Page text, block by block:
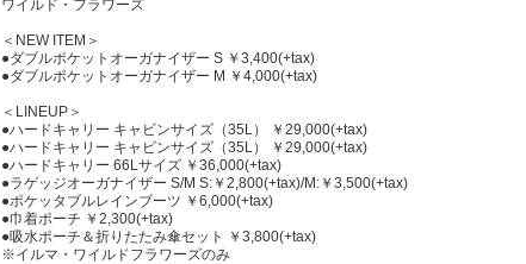
ワイルド・フラワーズ
＜NEW ITEM＞
●ダブルポケットオーガナイザー S ￥3,400(+tax)
●ダブルポケットオーガナイザー M ￥4,000(+tax)
＜LINEUP＞
●ハードキャリー キャビンサイズ（35L） ￥29,000(+tax)
●ハードキャリー キャビンサイズ（35L） ￥29,000(+tax)
●ハードキャリー 66Lサイズ ￥36,000(+tax)
●ラゲッジオーガナイザー S/M S:￥2,800(+tax)/M:￥3,500(+tax)
●ポケッタブルレインブーツ ￥6,000(+tax)
●巾着ポーチ ￥2,300(+tax)
●吸水ポーチ＆折りたたみ傘セット ￥3,800(+tax)
※イルマ・ワイルドフラワーズのみ